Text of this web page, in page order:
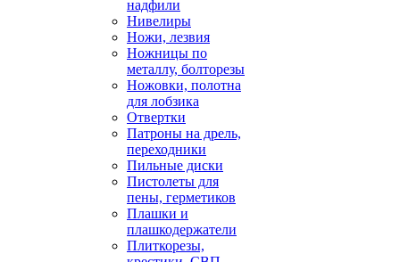
надфили
Нивелиры
Ножи, лезвия
Ножницы по
металлу, болторезы
Ножовки, полотна
для лобзика
Отвертки
Патроны на дрель,
переходники
Пильные диски
Пистолеты для
пены, герметиков
Плашки и
плашкодержатели
Плиткорезы,